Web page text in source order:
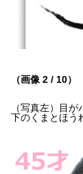
（画像 2 / 10）
（写真左）目
下のくまとほう